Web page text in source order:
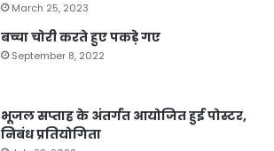
March 25, 2023
बच्चा चोरी करते हुए पकड़े गए
September 8, 2022
भूजल सप्ताह के अंतर्गत आयोजित हुई पोस्टर,
निबंध प्रतियोगिता